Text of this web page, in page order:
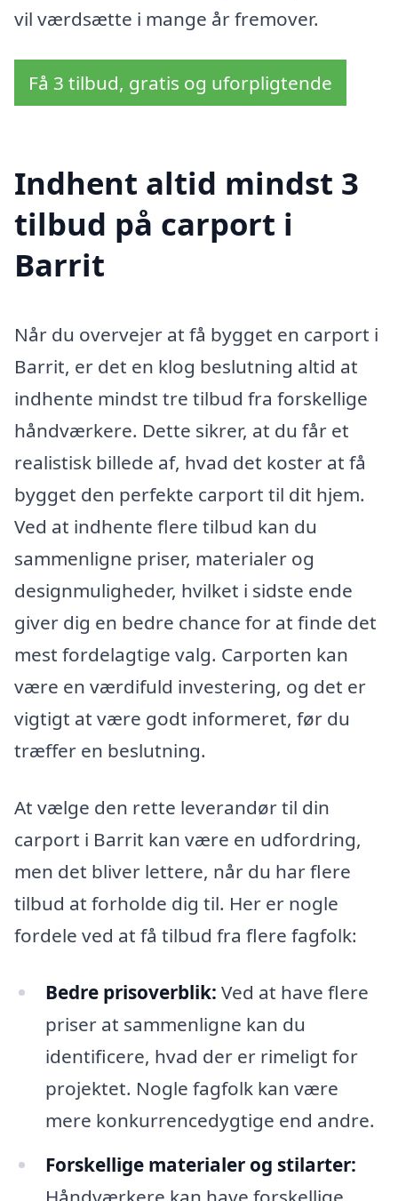
vil værdsætte i mange år fremover.
Få 3 tilbud, gratis og uforpligtende
Indhent altid mindst 3
tilbud på carport i
Barrit
Når du overvejer at få bygget en carport i
Barrit, er det en klog beslutning altid at
indhente mindst tre tilbud fra forskellige
håndværkere. Dette sikrer, at du får et
realistisk billede af, hvad det koster at få
bygget den perfekte carport til dit hjem.
Ved at indhente flere tilbud kan du
sammenligne priser, materialer og
designmuligheder, hvilket i sidste ende
giver dig en bedre chance for at finde det
mest fordelagtige valg. Carporten kan
være en værdifuld investering, og det er
vigtigt at være godt informeret, før du
træffer en beslutning.
At vælge den rette leverandør til din
carport i Barrit kan være en udfordring,
men det bliver lettere, når du har flere
tilbud at forholde dig til. Her er nogle
fordele ved at få tilbud fra flere fagfolk:
Bedre prisoverblik: Ved at have flere
priser at sammenligne kan du
identificere, hvad der er rimeligt for
projektet. Nogle fagfolk kan være
mere konkurrencedygtige end andre.
Forskellige materialer og stilarter: